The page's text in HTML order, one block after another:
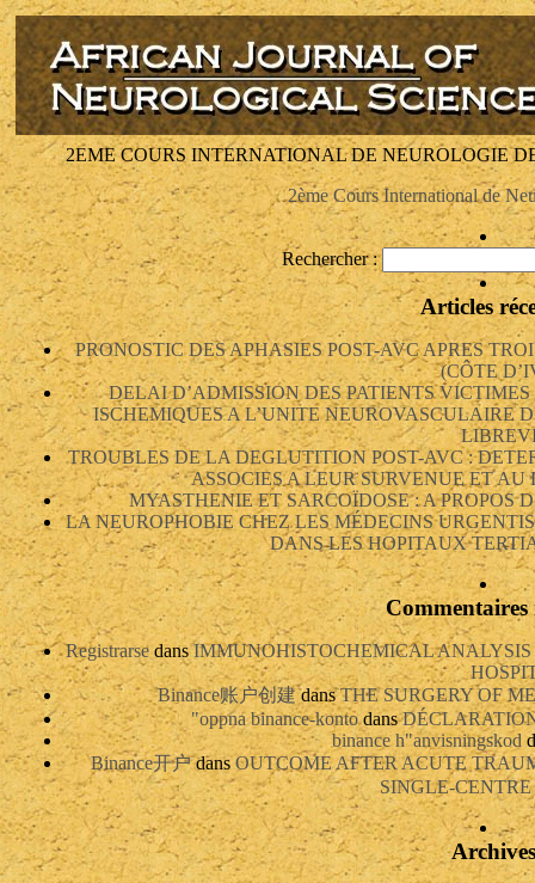
2EME COURS INTERNATIONAL DE NEUROLOGIE
2ème Cours International de
Rechercher :
Articles
PRONOSTIC DES APHASIES POST-AVC APRES
(CÔTE
DELAI D’ADMISSION DES PATIENTS
ISCHEMIQUES A L’UNITE NEUROVASCULAIRE
TROUBLES DE LA DEGLUTITION POST-AVC :
ASSOCIES A LEUR SURVENUE ET
MYASTHENIE ET SARCOÏDOSE : A PROPOS
LA NEUROPHOBIE CHEZ LES MÉDECINS
DANS LES HOPITAUX
Commentaires
RegistrarsedansIMMUNOHISTOCHEMICAL
Binance账户创建dansTHE SURGERY OF
"oppna binance-kontodans
binance h"anvisningskod
Binance开户dansOUTCOME AFTER ACUTE
SINGLE-
Archives